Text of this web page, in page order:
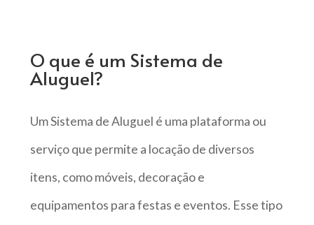
O que é um Sistema de
Aluguel?
Um Sistema de Aluguel é uma plataforma ou
serviço que permite a locação de diversos
itens, como móveis, decoração e
equipamentos para festas e eventos. Esse tipo